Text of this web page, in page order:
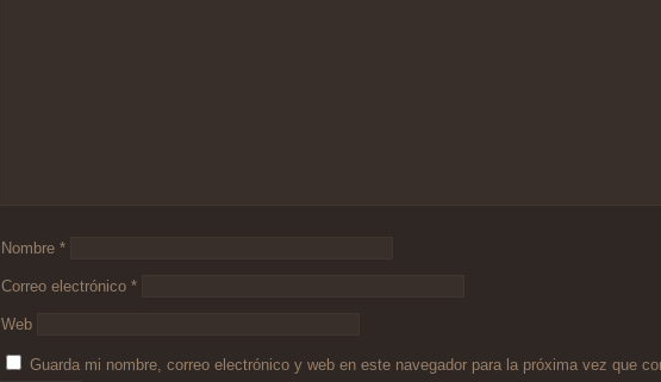
Nombre *
Correo electrónico *
Web
Guarda mi nombre, correo electrónico y web en este navegador para la próxima vez que